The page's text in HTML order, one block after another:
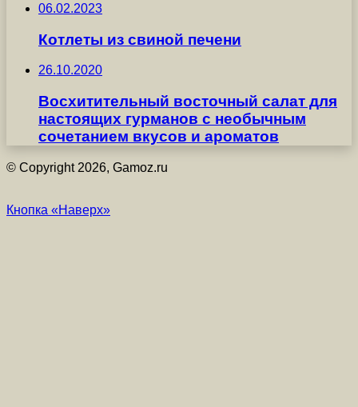
06.02.2023
Котлеты из свиной печени
26.10.2020
Восхитительный восточный салат для
настоящих гурманов с необычным
сочетанием вкусов и ароматов
© Copyright 2026, Gamoz.ru
Кнопка «Наверх»